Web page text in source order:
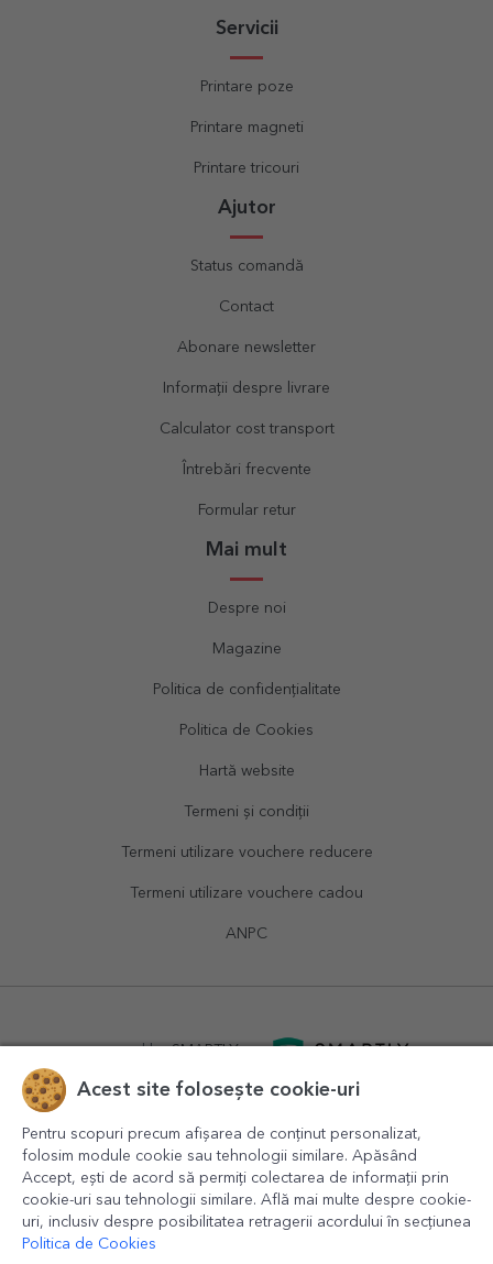
Servicii
Printare poze
Printare magneti
Printare tricouri
Ajutor
Status comandă
Contact
Abonare newsletter
Informații despre livrare
Calculator cost transport
Întrebări frecvente
Formular retur
Mai mult
Despre noi
Magazine
Politica de confidențialitate
Politica de Cookies
Hartă website
Termeni și condiții
Termeni utilizare vouchere reducere
Termeni utilizare vouchere cadou
ANPC
powered bySMARTLY.ro
Acest site folosește cookie-uri
Pentru scopuri precum afișarea de conținut personalizat,
folosim module cookie sau tehnologii similare. Apăsând
Accept, ești de acord să permiți colectarea de informații prin
cookie-uri sau tehnologii similare. Află mai multe despre cookie-
uri, inclusiv despre posibilitatea retragerii acordului în secțiunea
Politica de Cookies